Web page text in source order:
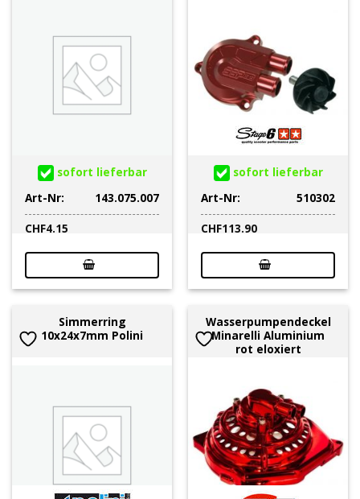
sofort lieferbar
Art-Nr:
143.075.007
CHF4.15
sofort lieferbar
Art-Nr:
510302
CHF113.90
Simmerring
10x24x7mm Polini
Wasserpumpendeckel
Minarelli Aluminium
rot eloxiert